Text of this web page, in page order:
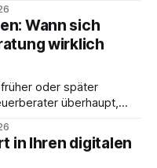
eine schwierige
in der Klinik bleiben –
Die außerklinische
Sie
Wann sich
wirklich
oder später
überhaupt,
eine Steuersoftware
in Ihren digitalen